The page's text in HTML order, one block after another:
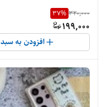
320,000
37%
199,000
افزودن به سبد